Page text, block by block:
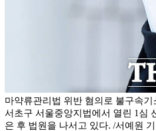
마약류관리법 위반 혐의로 불구속
서초구 서울중앙지법에서 열린 1심
은 후 법원을 나서고 있다. /서예원